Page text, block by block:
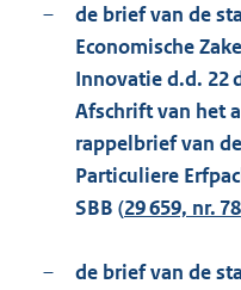
–
de brief van de
Economische
Innovatie d.d. 22
Afschrift van het
rappelbrief van
Particuliere
SBB (29 659, nr. 78
–
de brief van de